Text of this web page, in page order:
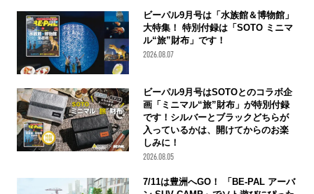
ビーパル9月号は「水族館＆博物館」
大特集！ 特別付録は「SOTO ミニマ
ル“旅”財布」です！
2026.08.07
ビーパル9月号はSOTOとのコラボ企
画「ミニマル“旅”財布」が特別付録
です！シルバーとブラックどちらが
入っているかは、開けてからのお楽
しみに！
2026.08.05
7/11は豊洲へGO！ 「BE-PAL アーバ